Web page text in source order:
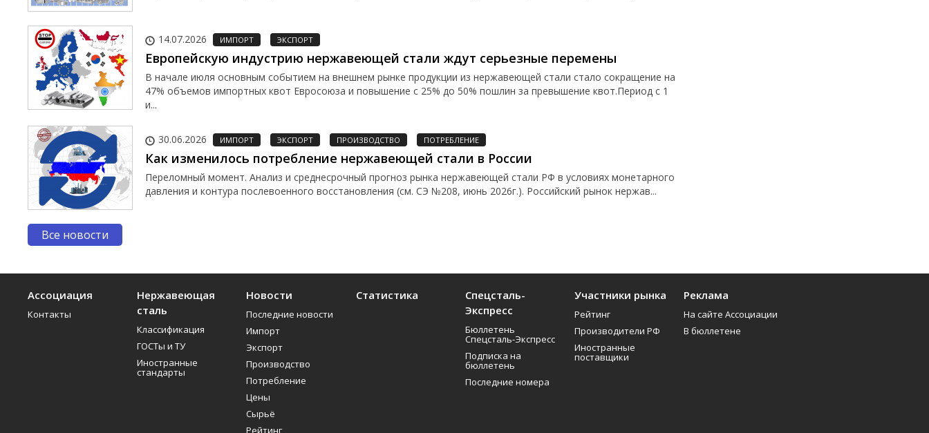
14.07.2026 ИМПОРТ ЭКСПОРТ
Европейскую индустрию нержавеющей стали ждут серьезные перемены
В начале июля основным событием на внешнем рынке продукции из нержавеющей стали стало сокращение на
47% объемов импортных квот Евросоюза и повышение с 25% до 50% пошлин за превышение квот.Период с 1
и...
30.06.2026 ИМПОРТ ЭКСПОРТ ПРОИЗВОДСТВО ПОТРЕБЛЕНИЕ
Как изменилось потребление нержавеющей стали в России
Переломный момент. Анализ и среднесрочный прогноз рынка нержавеющей стали РФ в условиях монетарного
давления и контура послевоенного восстановления (см. СЭ №208, июнь 2026г.). Российский рынок нержав...
Все новости
Ассоциация
Контакты
Нержавеющая
сталь
Классификация
ГОСТы и ТУ
Иностранные
стандарты
Новости
Последние новости
Импорт
Экспорт
Производство
Потребление
Цены
Сырьё
Рейтинг
Статистика
Спецсталь-
Экспресс
Бюллетень
Спецсталь-Экспресс
Подписка на
бюллетень
Последние номера
Участники рынка
Рейтинг
Производители РФ
Иностранные
поставщики
Реклама
На сайте Ассоциации
В бюллетене